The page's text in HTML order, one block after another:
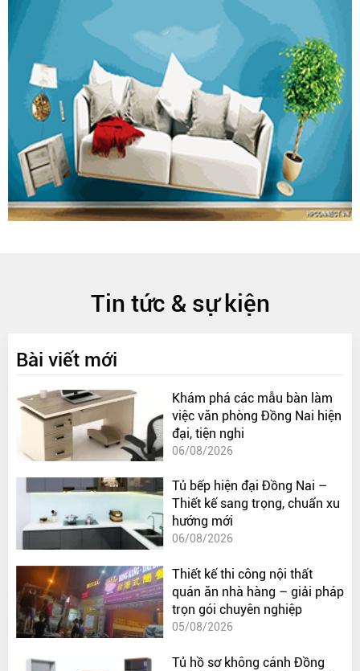
Tin tức & sự kiện
Bài viết mới
Khám phá các mẫu bàn làm
việc văn phòng Đồng Nai hiện
đại, tiện nghi
06/08/2026
Tủ bếp hiện đại Đồng Nai –
Thiết kế sang trọng, chuẩn xu
hướng mới
06/08/2026
Thiết kế thi công nội thất
quán ăn nhà hàng – giải pháp
trọn gói chuyên nghiệp
05/08/2026
Tủ hồ sơ không cánh Đồng